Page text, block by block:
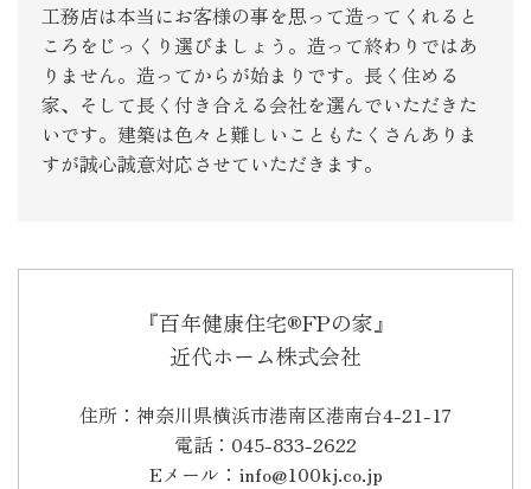
工務店は本当にお客様の事を思って造ってくれると
ころをじっくり選びましょう。造って終わりではあ
りません。造ってからが始まりです。長く住める
家、そして長く付き合える会社を選んでいただきた
いです。建築は色々と難しいこともたくさんありま
すが誠心誠意対応させていただきます。
『百年健康住宅®FPの家』
近代ホーム株式会社
住所：神奈川県横浜市港南区港南台4-21-17
電話：045-833-2622
Eメール：info@100kj.co.jp